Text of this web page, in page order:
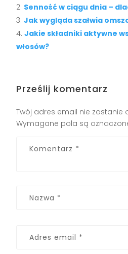
Senność w ciągu dnia –
Jak wygląda szałwia
Jakie składniki aktywne
włosów?
Prześlij komentarz
Twój adres email nie zostanie
Wymagane pola są